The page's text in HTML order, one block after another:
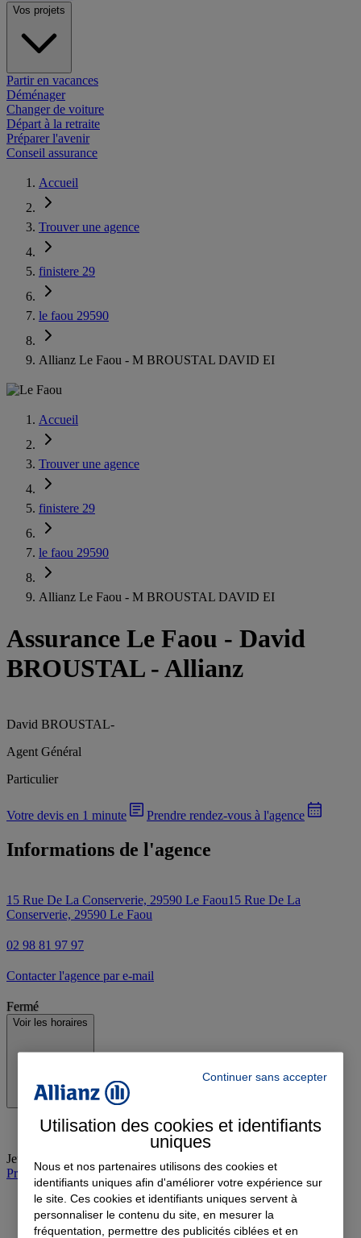
Vos projets
Partir en vacances
Déménager
Changer de voiture
Départ à la retraite
Préparer l'avenir
Conseil assurance
Accueil
Trouver une agence
finistere 29
le faou 29590
Allianz Le Faou - M BROUSTAL DAVID EI
Accueil
Trouver une agence
finistere 29
le faou 29590
Allianz Le Faou - M BROUSTAL DAVID EI
Assurance Le Faou - David
BROUSTAL - Allianz
David BROUSTAL-
Agent Général
Particulier
Votre devis en 1 minute Prendre rendez-vous à l'agence
Informations de l'agence
15 Rue De La Conserverie, 29590 Le Faou15 Rue De La
Conserverie, 29590 Le Faou
02 98 81 97 97
Contacter l'agence par e-mail
Fermé
Voir les horaires
Jeudi
Prendre rendez-vous à l'agence
Continuer sans accepter
Utilisation des cookies et identifiants
uniques
Nous et nos partenaires utilisons des cookies et
identifiants uniques afin d'améliorer votre expérience sur
le site. Ces cookies et identifiants uniques servent à
personnaliser le contenu du site, en mesurer la
fréquentation, permettre des publicités ciblées et en